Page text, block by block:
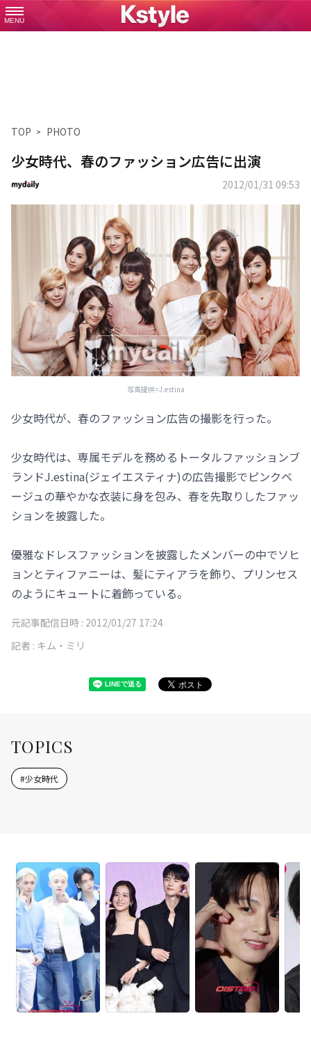
MENU
TOP PHOTO
少女時代、春のファッション広告に出演
2012/01/31 09:53
写真提供=J.estina
少女時代が、春のファッション広告の撮影を行った。
少女時代は、専属モデルを務めるトータルファッションブ
ランドJ.estina(ジェイエスティナ)の広告撮影でピンクベ
ージュの華やかな衣装に身を包み、春を先取りしたファッ
ションを披露した。
優雅なドレスファッションを披露したメンバーの中でソヒ
ョンとティファニーは、髪にティアラを飾り、プリンセス
のようにキュートに着飾っている。
元記事配信日時 : 2012/01/27 17:24
記者 : キム・ミリ
TOPICS
#少女時代